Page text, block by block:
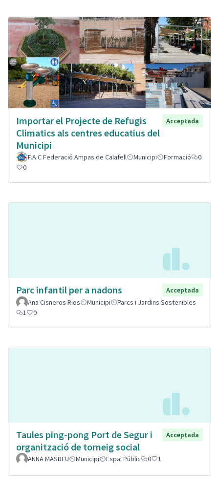
Importar el Projecte de Refugis
Climatics als centres educatius del
Municipi
Acceptada
F.A.C Federació Ampas de Calafell Municipi Formació
0
0
Parc infantil per a nadons
Acceptada
Ana Cisneros Rios
Municipi
Parcs i Jardins Sostenibles
1
0
Taules ping-pong Port de Segur i
organització de torneig social
Acceptada
ANNA MASDEU Municipi Espai Públic 0 1